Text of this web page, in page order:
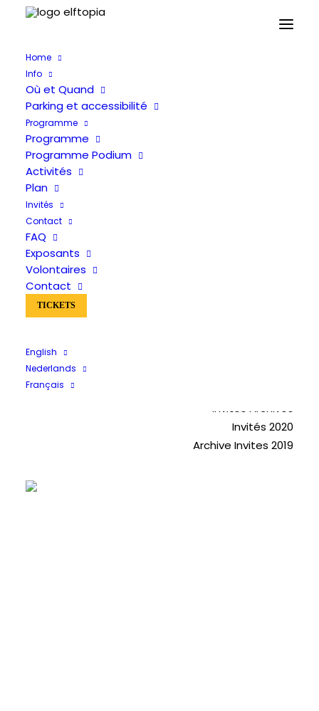
Home
Info
Où et Quand
Parking et accessibilité
Programme
Programme
Programme Podium
Activités
Plan
Invités
Contact
FAQ
Exposants
Volontaires
Contact
TICKETS
English
Nederlands
Français
Invités
Acteurs
Invités Archives
Invités 2020
Archive Invites 2019